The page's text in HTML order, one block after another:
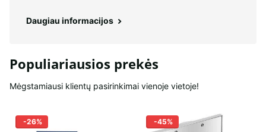
Daugiau informacijos
Populiariausios prekės
Mėgstamiausi klientų pasirinkimai vienoje vietoje!
-26% -45%